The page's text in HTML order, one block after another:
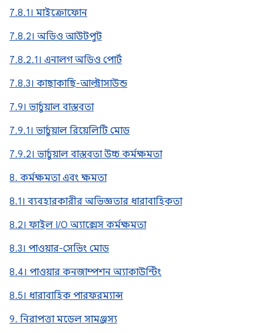
7.8.1। মাইক্রোফোন
7.8.2। অডিও আউটপুট
7.8.2.1। এনালগ অডিও পোর্ট
7.8.3। কাছাকাছি-আল্ট্রাসাউন্ড
7.9। ভার্চুয়াল বাস্তবতা
7.9.1। ভার্চুয়াল রিয়েলিটি মোড
7.9.2। ভার্চুয়াল বাস্তবতা উচ্চ কর্মক্ষমতা
8. কর্মক্ষমতা এবং ক্ষমতা
8.1। ব্যবহারকারীর অভিজ্ঞতার ধারাবাহিকতা
8.2। ফাইল I/O অ্যাক্সেস কর্মক্ষমতা
8.3। পাওয়ার-সেভিং মোড
8.4। পাওয়ার কনজাম্পশন অ্যাকাউন্টিং
8.5। ধারাবাহিক পারফরম্যান্স
9. নিরাপত্তা মডেল সামঞ্জস্য